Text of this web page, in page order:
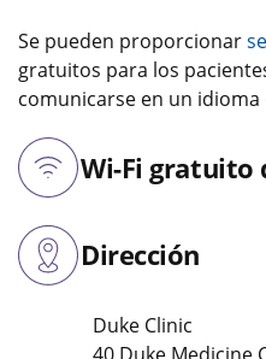
Se pueden proporcionar
gratuitos para los
comunicarse en un
Wi-Fi gratuito
Dirección
Duke Clinic